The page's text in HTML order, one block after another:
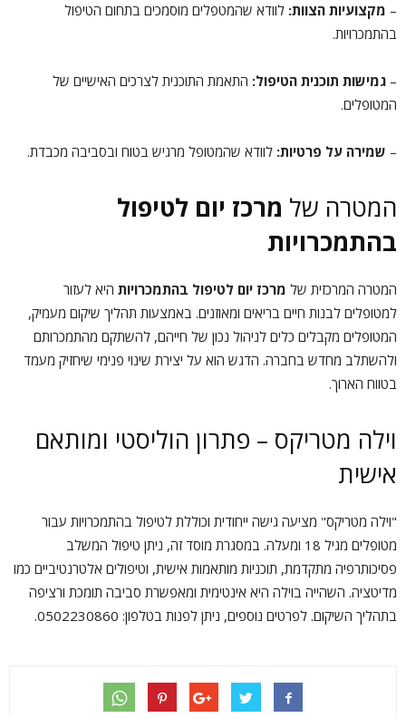
– מקצועיות הצוות: לוודא שהמטפלים מוסמכים בתחום הטיפול
בהתמכרויות.
– גמישות תוכנית הטיפול: התאמת התוכנית לצרכים האישיים של
המטופלים.
– שמירה על פרטיות: לוודא שהמטופל מרגיש בטוח ובסביבה מכבדת.
המטרה של מרכז יום לטיפול
בהתמכרויות
המטרה המרכזית של מרכז יום לטיפול בהתמכרויות היא לעזור
למטופלים לבנות חיים בריאים ומאוזנים. באמצעות תהליך שיקום מעמיק,
המטופלים מקבלים כלים לניהול נכון של חייהם, להשתקם מהתמכרותם
ולהשתלב מחדש בחברה. הדגש הוא על יצירת שינוי פנימי שיחזיק מעמד
בטווח הארוך.
וילה מטריקס – פתרון הוליסטי ומותאם
אישית
"וילה מטריקס" מציעה גישה ייחודית וכוללת לטיפול בהתמכרויות עבור
מטופלים מגיל 18 ומעלה. במסגרת מוסד זה, ניתן טיפול המשלב
פסיכותרפיה מתקדמת, תוכניות מותאמות אישית, וטיפולים אלטרנטיביים כמו
מדיטציה. השהייה בוילה היא אינטימית ומאפשרת סביבה תומכת ורציפה
בתהליך השיקום. לפרטים נוספים, ניתן לפנות בטלפון: 0502230860.